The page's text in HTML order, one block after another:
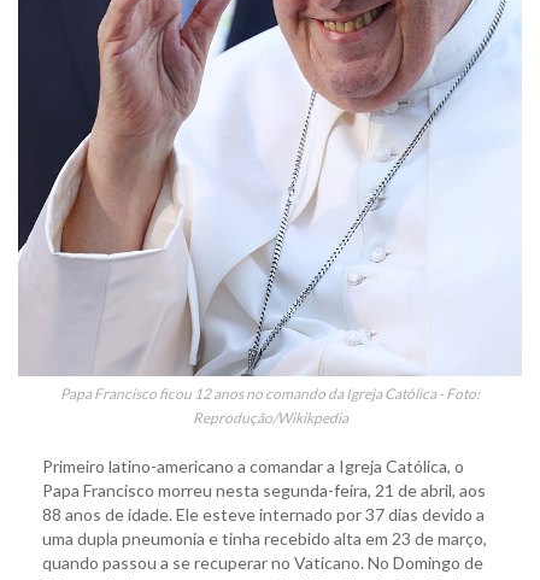
Papa Francisco ficou 12 anos no comando da Igreja Católica - Foto:
Reprodução/Wikikpedia
Primeiro latino-americano a comandar a Igreja Católica, o
Papa Francisco morreu nesta segunda-feira, 21 de abril, aos
88 anos de idade. Ele esteve internado por 37 dias devido a
uma dupla pneumonia e tinha recebido alta em 23 de março,
quando passou a se recuperar no Vaticano. No Domingo de